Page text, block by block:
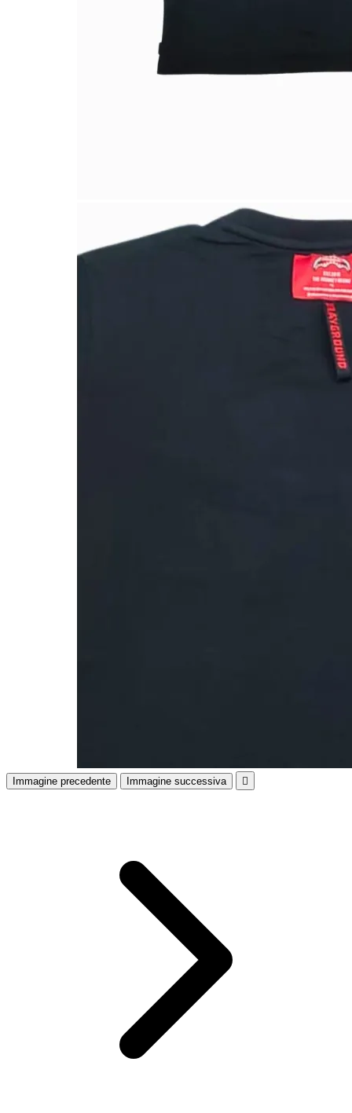
Immagine precedente Immagine successiva 